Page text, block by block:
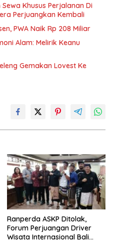
Khusus Perjalanan Di
Perjuangkan Kembali
PWA Naik Rp 208 Miliar
Alam: Melirik Keanu
Gemakan Lovest Ke
Ranperda ASKP Ditolak,
Forum Perjuangan Driver
Wisata Internasional Bali